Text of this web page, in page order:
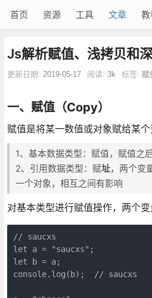
首页 资源 工具 文章 教
Js解析赋值、浅拷贝和
更新日期: 2019-05-17 阅读: 3k 标签: 赋
一、赋值（Copy）
赋值是将某一数值或对象赋给某个
1、基本数据类型：赋值，赋值之
2、引用数据类型：赋址，两个变
一个对象，相互之间有影响
对基本类型进行赋值操作，两个变
// saucxs
let a = "saucxs";
let b = a;
console.log(b);  // saucxs